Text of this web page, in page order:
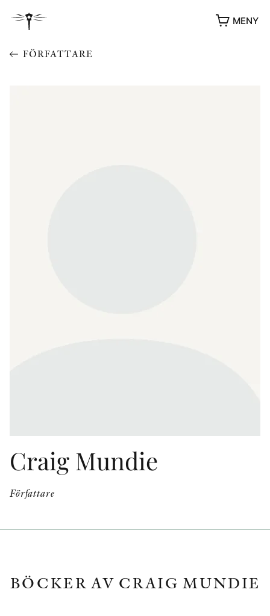
MENY
FÖRFATTARE
Craig Mundie
Författare
BÖCKER AV CRAIG MUNDIE